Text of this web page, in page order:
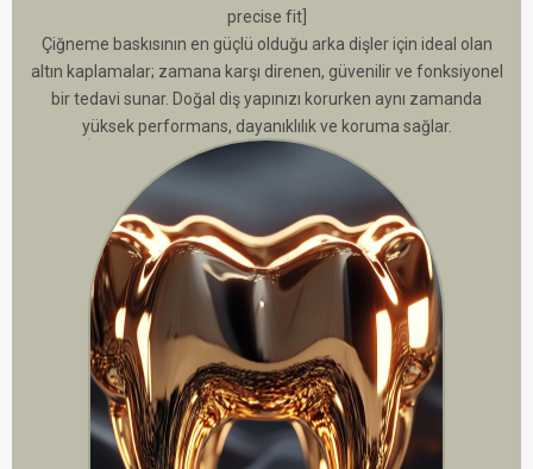
precise fit]
Çiğneme baskısının en güçlü olduğu arka dişler için ideal olan
altın kaplamalar; zamana karşı direnen, güvenilir ve fonksiyonel
bir tedavi sunar. Doğal diş yapınızı korurken aynı zamanda
yüksek performans, dayanıklılık ve koruma sağlar.